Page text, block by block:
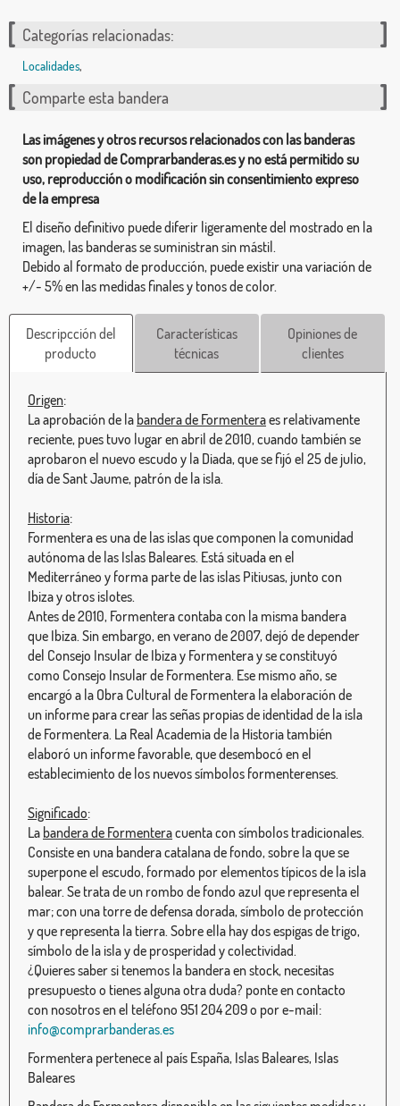
Categorías relacionadas:
Localidades,
Comparte esta bandera
Las imágenes y otros recursos relacionados con las banderas
son propiedad de Comprarbanderas.es y no está permitido su
uso, reproducción o modificación sin consentimiento expreso
de la empresa
El diseño definitivo puede diferir ligeramente del mostrado en la
imagen, las banderas se suministran sin mástil.
Debido al formato de producción, puede existir una variación de
+/- 5% en las medidas finales y tonos de color.
Descripcción del
producto
Características
técnicas
Opiniones de
clientes
Origen:
La aprobación de la bandera de Formenteraes relativamente
reciente, pues tuvo lugar en abril de 2010, cuando también se
aprobaron el nuevo escudo y la Diada, que se fijó el 25 de julio,
día de Sant Jaume, patrón de la isla.
Historia:
Formentera es una de las islas que componen la comunidad
autónoma de las Islas Baleares. Está situada en el
Mediterráneo y forma parte de las islas Pitiusas, junto con
Ibiza y otros islotes.
Antes de 2010, Formentera contaba con la misma bandera
que Ibiza. Sin embargo, en verano de 2007, dejó de depender
del Consejo Insular de Ibiza y Formentera y se constituyó
como Consejo Insular de Formentera. Ese mismo año, se
encargó a la Obra Cultural de Formentera la elaboración de
un informe para crear las señas propias de identidad de la isla
de Formentera. La Real Academia de la Historia también
elaboró un informe favorable, que desembocó en el
establecimiento de los nuevos símbolos formenterenses.
Significado:
La bandera de Formenteracuenta con símbolos tradicionales.
Consiste en una bandera catalana de fondo, sobre la que se
superpone el escudo, formado por elementos típicos de la isla
balear. Se trata de un rombo de fondo azul que representa el
mar; con una torre de defensa dorada, símbolo de protección
y que representa la tierra. Sobre ella hay dos espigas de trigo,
símbolo de la isla y de prosperidad y colectividad.
¿Quieres saber si tenemos la bandera en stock, necesitas
presupuesto o tienes alguna otra duda? ponte en contacto
con nosotros en el teléfono 951 204 209 o por e-mail:
info@comprarbanderas.es
Formentera pertenece al país España, Islas Baleares, Islas
Baleares